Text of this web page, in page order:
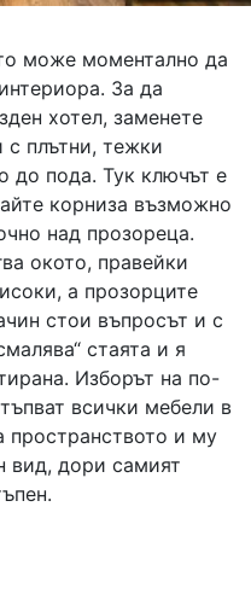
може моментално да
За да
хотел, заменете
с плътни, тежки
до пода. Тук ключът е
корниза възможно
над прозореца.
окото, правейки
а прозорците
стои въпросът и с
стаята и я
Изборът на по-
всички мебели в
пространството и му
вид, дори самият